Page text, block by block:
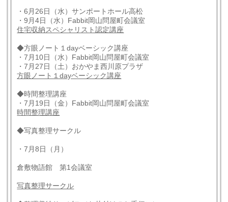
・6月26日（水）サンポートホール高松
・9月4日（水）Fabbit岡山問屋町会議室
住宅収納スペシャリスト認定講座
◆方眼ノート１dayベーシック講座
・7月10日（水）Fabbit岡山問屋町会議室
・7月27日（土）おかやま西川原プラザ
方眼ノート１dayベーシック講座
◆時間整理講座
・7月19日（金）Fabbit岡山問屋町会議室
時間整理講座
◆写真整理サークル
・7月8日（月）
倉敷物語館 第1会議室
写真整理サークル